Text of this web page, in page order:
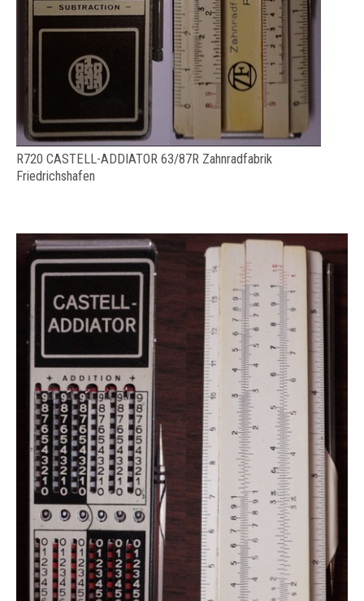
R720 CASTELL-ADDIATOR 63/87R Zahnradfabrik
Friedrichshafen